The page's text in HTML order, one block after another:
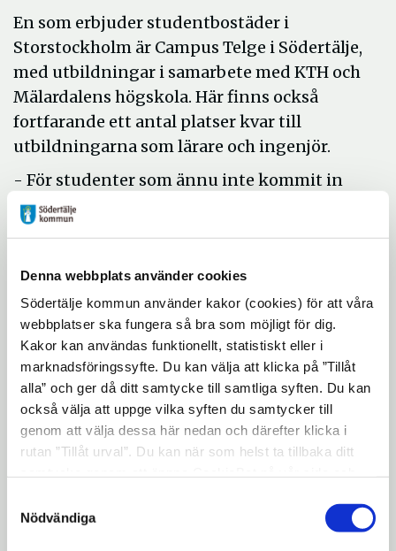
Denna webbplats använder cookies
Södertälje kommun använder kakor (cookies) för att våra
webbplatser ska fungera så bra som möjligt för dig.
Kakor kan användas funktionellt, statistiskt eller i
marknadsföringssyfte. Du kan välja att klicka på ”Tillåt
alla” och ger då ditt samtycke till samtliga syften. Du kan
också välja att uppge vilka syften du samtycker till
genom att välja dessa här nedan och därefter klicka i
rutan ”Tillåt urval”. Du kan när som helst ta tillbaka ditt
"Visa detaljer" kan du läsa om hur kakorna används och
hur vi och våra leverantörer inhämtar och behandlar
Nödvändiga
En som erbjuder studentbostäder i
Storstockholm är Campus Telge i Södertälje,
med utbildningar i samarbete med KTH och
Mälardalens högskola. Här finns också
fortfarande ett antal platser kvar till
utbildningarna som lärare och ingenjör.
- För studenter som ännu inte kommit in
på sin linje eller först nu ska bestämma sig
är det bra att veta att det faktiskt finns både
utbildningar i Storstockholm, säger Anna
Wrangel, tf Näringslivschef, ansvarig för
Campus Telge i Södertälje kommun.
Bostadsbristen bland studenter väntas bli
rekordstor i regioner med större
studieorter. Bakom studentboomen och
bostadsbristen ligger bland annat större
ungdomskullar och lågkonjunkturen som
Mer information: